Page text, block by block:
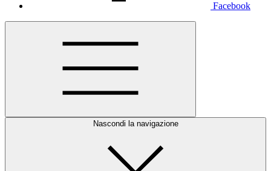
Facebook
Nascondi la navigazione